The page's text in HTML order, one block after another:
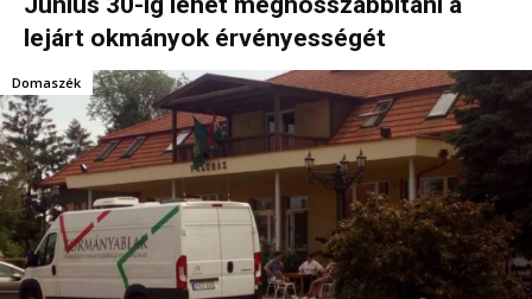
lejárt okmányok érvényességét
Domaszék